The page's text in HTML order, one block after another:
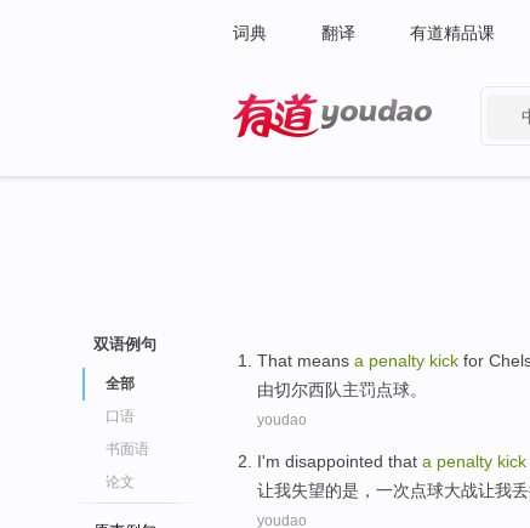
词典 翻译 有道精品课
双语例句
全部
口语
书面语
论文
That means a penalty kick for
由切尔西队主罚点球。
youdao
I'm disappointed that a penalty kick
让我失望的是， 一次点球大战让我
youdao